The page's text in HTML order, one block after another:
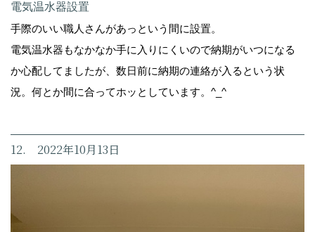
電気温水器設置
手際のいい職人さんがあっという間に設置。
電気温水器もなかなか手に入りにくいので納期がいつになる
か心配してましたが、数日前に納期の連絡が入るという状
況。何とか間に合ってホッとしています。^_^
12. 2022年10月13日